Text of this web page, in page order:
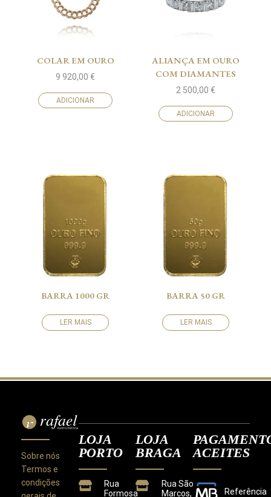
COLAR EM OURO
9 920,00 €
ADICIONAR
ALIANÇA EM OURO
COM DIAMANTES
2 500,00 €
ADICIONAR
BARRA 1000 GR
LER MAIS
BARRA 50 GR
LER MAIS
Sobre nós
Termos e
condições
LOJA
PORTO
Rua
Formosa
LOJA
BRAGA
Rua São
Marcos,
ACEITES
Referência